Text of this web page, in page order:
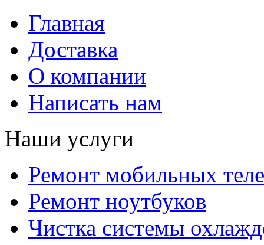
Главная
Доставка
О компании
Написать нам
Наши услуги
Ремонт мобильных
Ремонт ноутбуков
Чистка системы